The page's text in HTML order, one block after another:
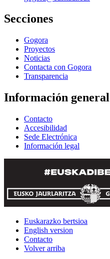
Secciones
Gogora
Proyectos
Noticias
Contacta con Gogora
Transparencia
Información general
Contacto
Accesibilidad
Sede Electrónica
Información legal
Euskarazko bertsioa
English version
Contacto
Volver arriba